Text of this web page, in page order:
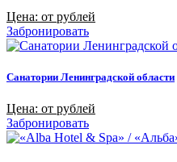
Цена: от рублей
Забронировать
Санатории Ленинградской области
Цена: от рублей
Забронировать